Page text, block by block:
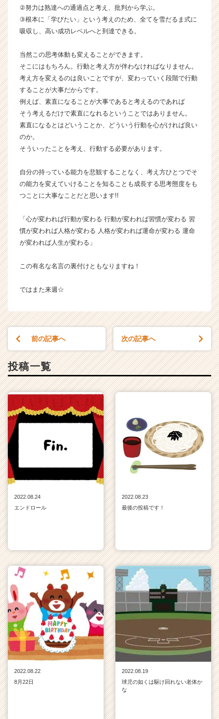
ト
チ
キ
リ
ア
（C
h
r
C
r
e
r）
②努力は熟達への通過点と考え、批判から学ぶ。
③根本に「学びたい」という考えのため、全てを雪だるま式に
吸収し、高い成功レベルへと到達できる。
当然この思考体動も変えることができます。
そこにはもちろん。行動と考え方が伴わなければなりません。
考え方を変えるのは良いことですが、変わっていく段階で行動
することが大事だからです。
例えば、素直になることが大事であると考えるのであれば
そう考えるだけで素直になれるということではありません。
素直になるとはどいうことか、どういう行動を心がければ良い
のか。
そういったことを考え、行動する必要があります。
自分の持っている能力を悲観することなく、考え方ひとつでそ
の能力を変えていけることを知ることも成長する思考態度をも
つことに大事なことだと思います!!
「心が変われば行動が変わる 行動が変われば習慣が変わる 習
慣が変われば人格が変わる 人格が変われば運命が変わる 運命
が変われば人生が変わる」
この有名な名言の裏付けともなりますね！
ではまた来週☆
前の記事へ 次の記事へ
投稿一覧
2022.08.24
エンドロール
2022.08.23
最後の投稿です！
2022.08.22
8月22日
2022.08.19
球児の如くは駆け回れない老体か
な